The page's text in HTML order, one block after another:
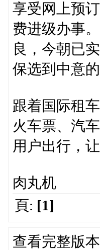
享受网上预
费进级办事
良，今朝已
保选到中意
跟着国际租
火车票、汽
用户出行，
肉丸机
頁: [1]
查看完整版